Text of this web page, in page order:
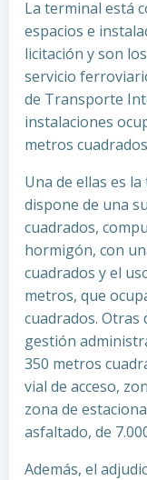
La terminal está
espacios e
licitación y son
servicio
de Transporte
instalaciones
metros
Una de ellas es
dispone de una
cuadrados,
hormigón, con
cuadrados y el
metros, que
cuadrados. Otras
gestión
350 metros
vial de acceso,
zona de
asfaltado, de
Además, el